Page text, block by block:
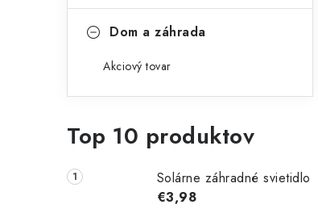
Dom a záhrada
Akciový tovar
Top 10 produktov
Solárne záhradné svietidlo
€3,98